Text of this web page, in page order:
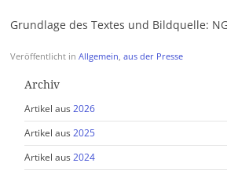
Grundlage des Textes und Bildquelle:
Veröffentlicht in Allgemein aus der Presse
Archiv
Artikel aus2026
Artikel aus2025
Artikel aus2024